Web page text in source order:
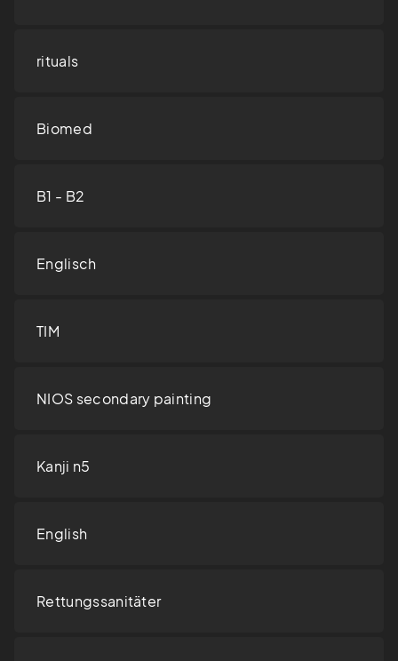
rituals
Biomed
B1 - B2
Englisch
TIM
NIOS secondary painting
Kanji n5
English
Rettungssanitäter